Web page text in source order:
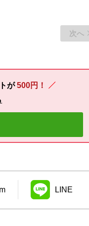
次へ
が500円！
開きます。
LINE
別のウィンドウ